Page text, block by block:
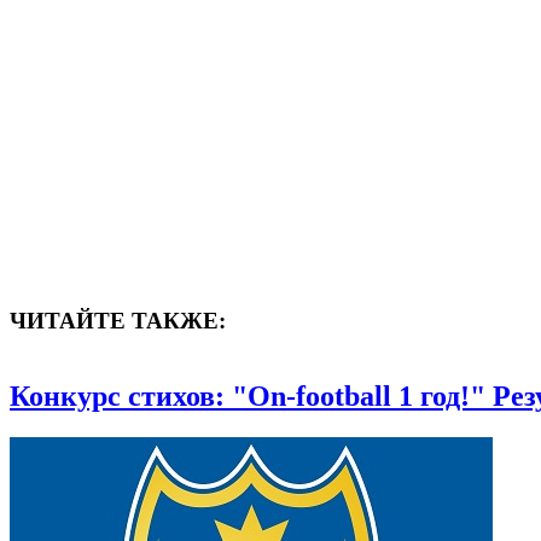
ЧИТАЙТЕ ТАКЖЕ:
Конкурс стихов: "On-football 1 год!"